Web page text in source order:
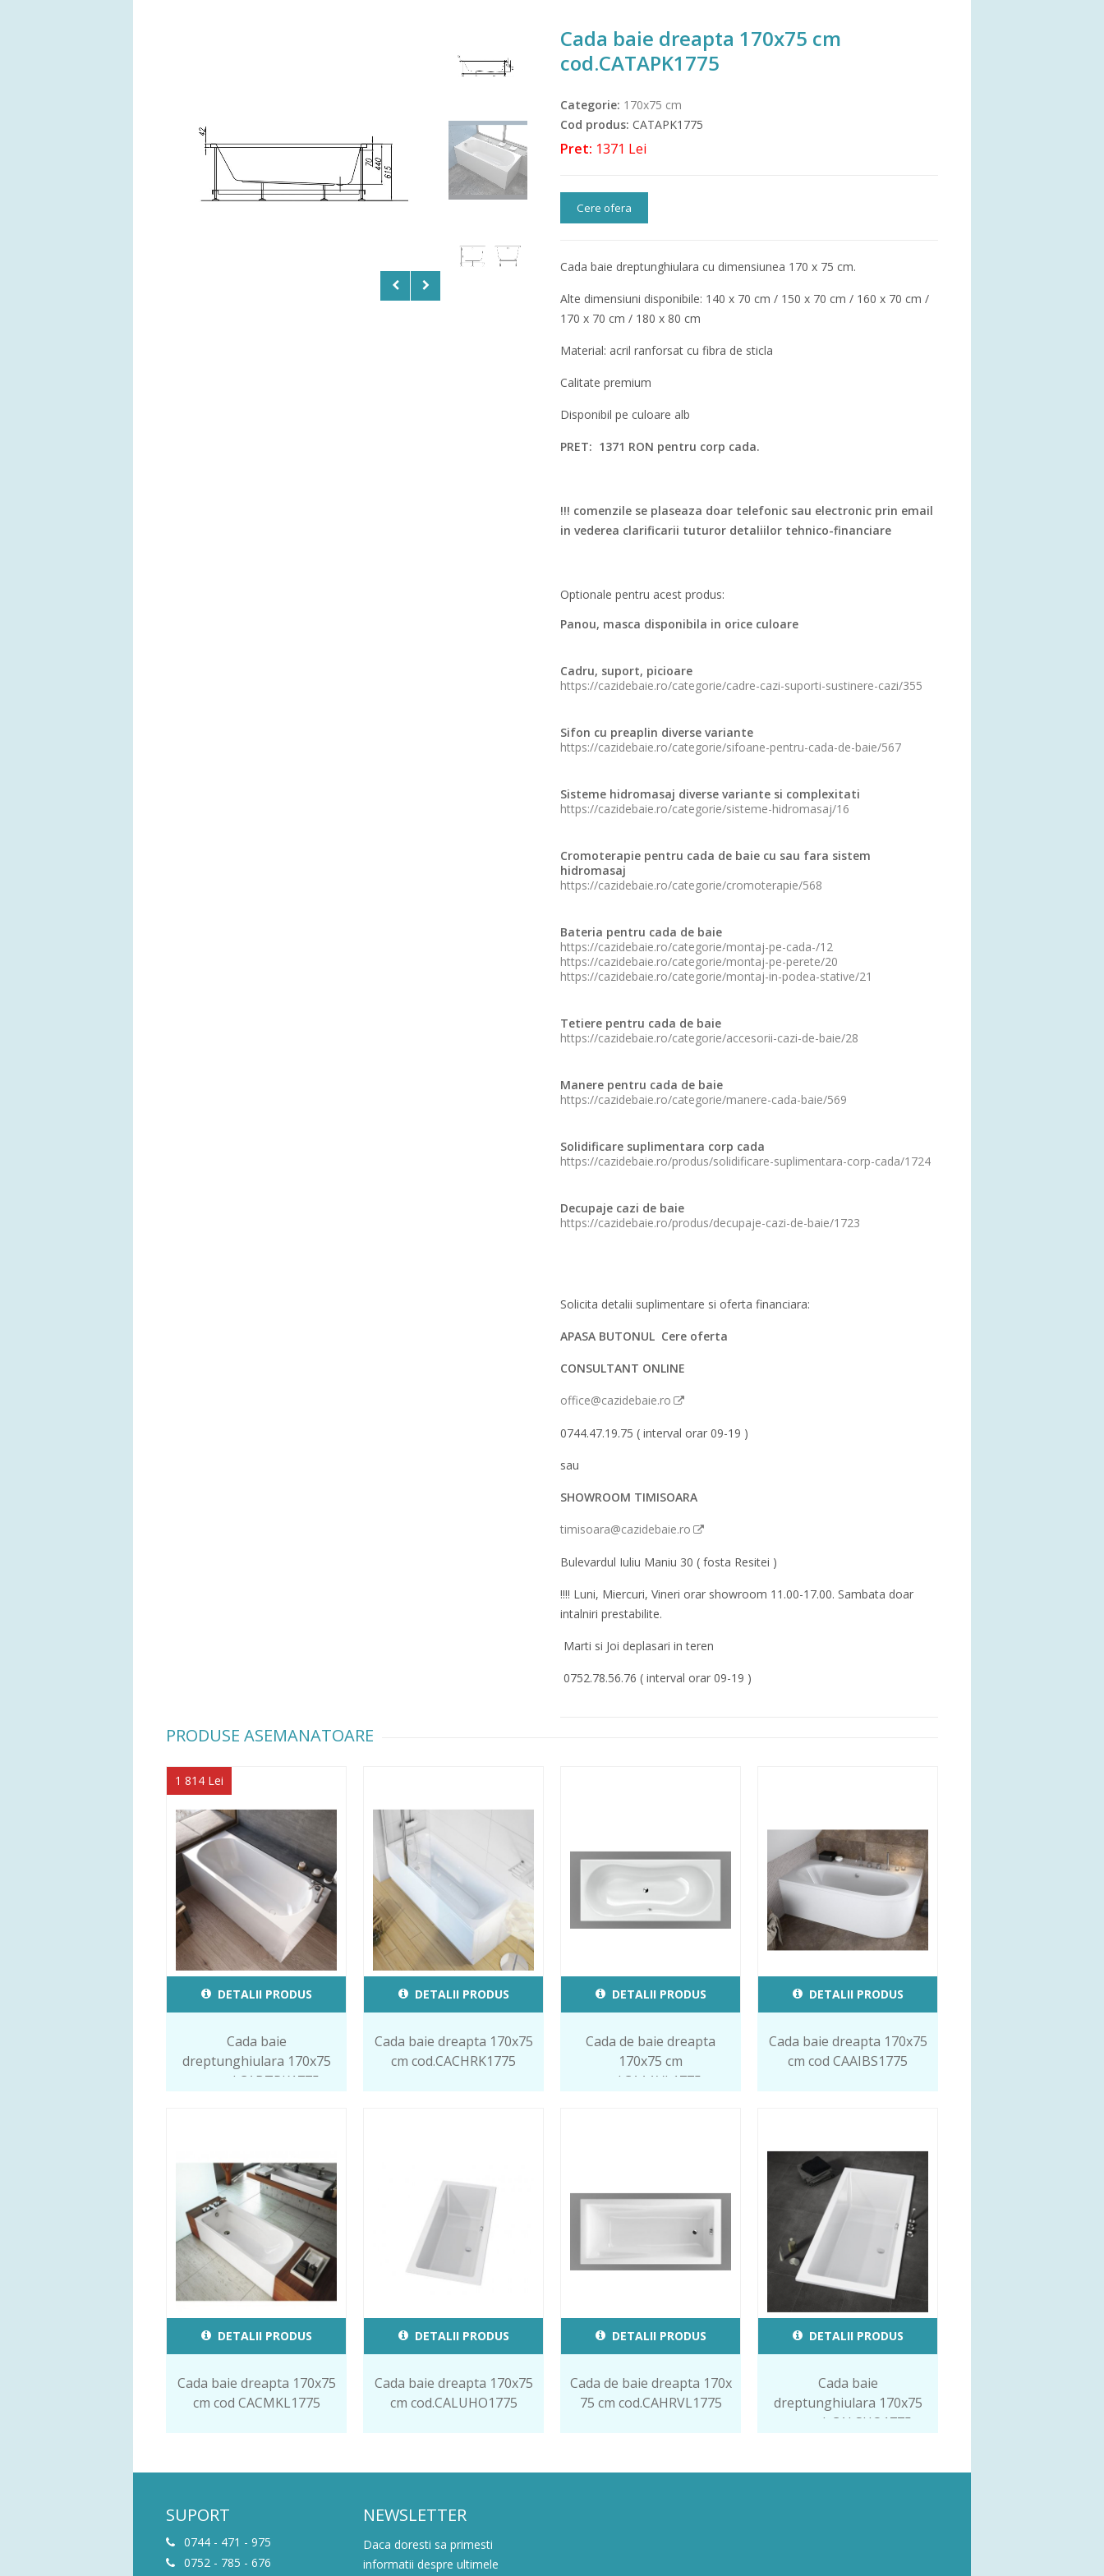
Cada baie dreapta 170x75 cm
cod.CATAPK1775
Categorie: 170x75 cm
Cod produs: CATAPK1775
Pret: 1371 Lei
Cere ofera
Cada baie dreptunghiulara cu dimensiunea 170 x 75 cm.
Alte dimensiuni disponibile: 140 x 70 cm / 150 x 70 cm / 160 x 70 cm /
170 x 70 cm / 180 x 80 cm
Material: acril ranforsat cu fibra de sticla
Calitate premium
Disponibil pe culoare alb
PRET: 1371 RON pentru corp cada.
!!! comenzile se plaseaza doar telefonic sau electronic prin email
in vederea clarificarii tuturor detaliilor tehnico-financiare
Optionale pentru acest produs:
Panou, masca disponibila in orice culoare
Cadru, suport, picioare
https://cazidebaie.ro/categorie/cadre-cazi-suporti-sustinere-cazi/355
Sifon cu preaplin diverse variante
https://cazidebaie.ro/categorie/sifoane-pentru-cada-de-baie/567
Sisteme hidromasaj diverse variante si complexitati
https://cazidebaie.ro/categorie/sisteme-hidromasaj/16
Cromoterapie pentru cada de baie cu sau fara sistem
hidromasaj
https://cazidebaie.ro/categorie/cromoterapie/568
Bateria pentru cada de baie
https://cazidebaie.ro/categorie/montaj-pe-cada-/12
https://cazidebaie.ro/categorie/montaj-pe-perete/20
https://cazidebaie.ro/categorie/montaj-in-podea-stative/21
Tetiere pentru cada de baie
https://cazidebaie.ro/categorie/accesorii-cazi-de-baie/28
Manere pentru cada de baie
https://cazidebaie.ro/categorie/manere-cada-baie/569
Solidificare suplimentara corp cada
https://cazidebaie.ro/produs/solidificare-suplimentara-corp-cada/1724
Decupaje cazi de baie
https://cazidebaie.ro/produs/decupaje-cazi-de-baie/1723
Solicita detalii suplimentare si oferta financiara:
APASA BUTONUL Cere oferta
CONSULTANT ONLINE
office@cazidebaie.ro
0744.47.19.75 ( interval orar 09-19 )
sau
SHOWROOM TIMISOARA
timisoara@cazidebaie.ro
Bulevardul Iuliu Maniu 30 ( fosta Resitei )
!!!! Luni, Miercuri, Vineri orar showroom 11.00-17.00. Sambata doar
intalniri prestabilite.
Marti si Joi deplasari in teren
0752.78.56.76 ( interval orar 09-19 )
PRODUSE ASEMANATOARE
1 814 Lei
DETALII PRODUS
Cada baie
dreptunghiulara 170x75
cm cod CABTPK1775
DETALII PRODUS
Cada baie dreapta 170x75
cm cod.CACHRK1775
DETALII PRODUS
Cada de baie dreapta
170x75 cm
cod.CAAAVL1775
DETALII PRODUS
Cada baie dreapta 170x75
cm cod CAAIBS1775
DETALII PRODUS
Cada baie dreapta 170x75
cm cod CACMKL1775
DETALII PRODUS
Cada baie dreapta 170x75
cm cod.CALUHO1775
DETALII PRODUS
Cada de baie dreapta 170x
75 cm cod.CAHRVL1775
DETALII PRODUS
Cada baie
dreptunghiulara 170x75
cm cod. CALSHO1775
SUPORT
0744 - 471 - 975
0752 - 785 - 676
NEWSLETTER
Daca doresti sa primesti
informatii despre ultimele